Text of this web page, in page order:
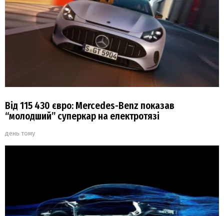
Від 115 430 євро: Mercedes-Benz показав
“молодший” суперкар на електротязі
день тому